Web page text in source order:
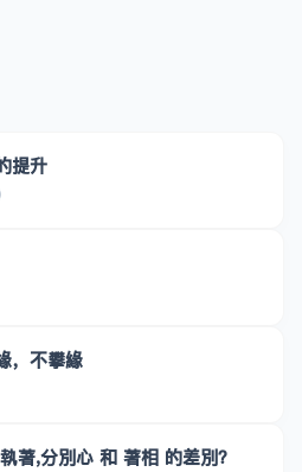
提升
，不攀緣
著,分別心 和 著相 的差別？